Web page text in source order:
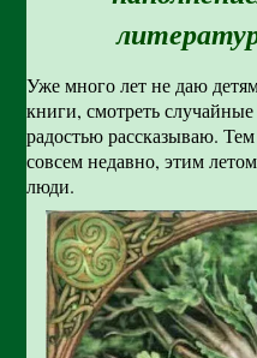
Уже много лет не даю
книги, смотреть
радостью рассказываю.
совсем недавно, этим
люди.